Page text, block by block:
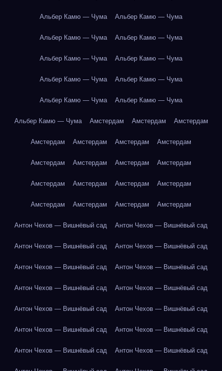
Альбер Камю — Чума Альбер Камю — Чума
Альбер Камю — Чума Альбер Камю — Чума
Альбер Камю — Чума Альбер Камю — Чума
Альбер Камю — Чума Альбер Камю — Чума
Альбер Камю — Чума Альбер Камю — Чума
Альбер Камю — Чума Амстердам Амстердам Амстердам
Амстердам Амстердам Амстердам Амстердам
Амстердам Амстердам Амстердам Амстердам
Амстердам Амстердам Амстердам Амстердам
Амстердам Амстердам Амстердам Амстердам
Антон Чехов — Вишнёвый сад Антон Чехов — Вишнёвый сад
Антон Чехов — Вишнёвый сад Антон Чехов — Вишнёвый сад
Антон Чехов — Вишнёвый сад Антон Чехов — Вишнёвый сад
Антон Чехов — Вишнёвый сад Антон Чехов — Вишнёвый сад
Антон Чехов — Вишнёвый сад Антон Чехов — Вишнёвый сад
Антон Чехов — Вишнёвый сад Антон Чехов — Вишнёвый сад
Антон Чехов — Вишнёвый сад Антон Чехов — Вишнёвый сад